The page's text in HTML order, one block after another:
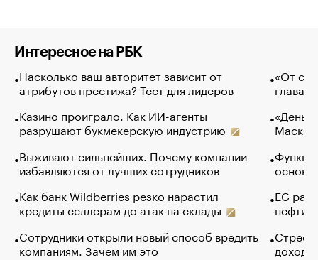
Интересное на РБК
Насколько ваш авторитет зависит от
атрибутов престижа? Тест для лидеров
Казино проиграло. Как ИИ-агенты
разрушают букмекерскую индустрию
Выживают сильнейших. Почему компании
избавляются от лучших сотрудников
Как банк Wildberries резко нарастил
кредиты селлерам до атак на склады
Сотрудники открыли новый способ вредить
компаниям. Зачем им это
«От
глава
Маск в
основ
ЕС
нефти